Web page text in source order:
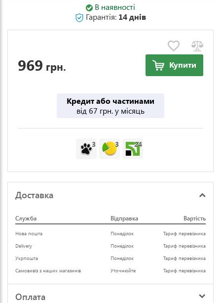
В наявності
Гарантія: 14 днів
969 грн. Купити
Кредит або частинами
від 67 грн. у місяць
3 3 24
Доставка
Служба Відправка Вартість
Нова пошта Понеділок
Тариф перевізника
Delivery
Понеділок
Тариф перевізника
Укрпошта
Понеділок
Тариф перевізника
Самовивіз з наших магазинів
Уточнюйте Тариф перевізника
Оплата